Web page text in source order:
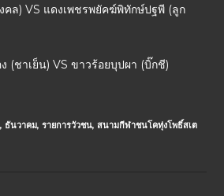
คล) VS แดงเพชรพยัคฆ์พิทักษ์ปฐพี (ลูก
(ชาเย็น) VS ขาวร้อยบุปผา (บิ๊กชี)
, ธันวาคม, รายการวัวชน, สนามกีฬาชนโคทุ่งโพธิ์สเต